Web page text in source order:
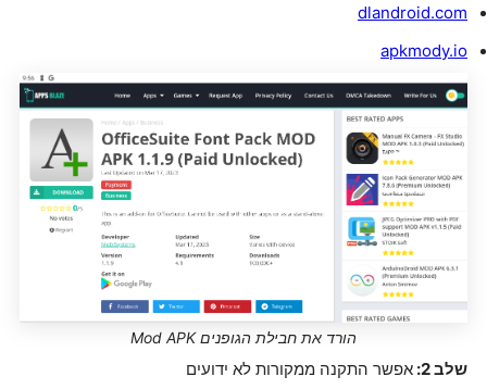
dlandroid.com
apkmody.io
הורד את חבילת הגופנים Mod APK
שלב 2:
אפשר התקנה ממקורות לא ידועים